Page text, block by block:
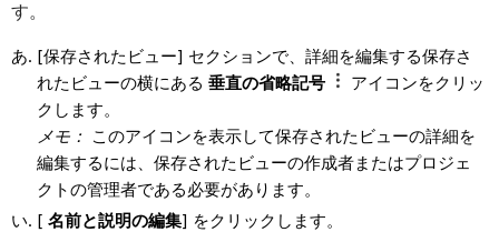
す。
[保存されたビュー] セクションで、詳細を編集する保存さ
れたビューの横にある 垂直の省略記号
アイコンをクリッ
クします。
メモ： このアイコンを表示して保存されたビューの詳細を
編集するには、保存されたビューの作成者またはプロジェ
クトの管理者である必要があります。
[ 名前と説明の編集] をクリックします。